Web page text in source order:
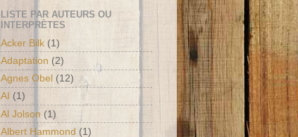
LISTE PAR AUTEURS OU
INTERPRÈTES
Acker Bilk (1)
Adaptation (2)
Agnes Obel (12)
AI (1)
Al Jolson (1)
Albert Hammond (1)